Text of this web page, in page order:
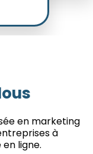
en marketing
à
ligne.